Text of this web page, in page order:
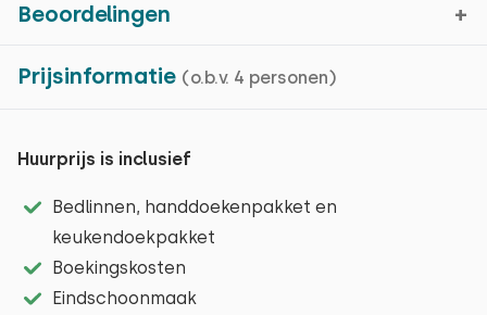
Prijsinformatie (o.b.v. 4 personen)
Huurprijs is inclusief
Bedlinnen, handdoekenpakket en
keukendoekpakket
Boekingskosten
Eindschoonmaak
Burgh-Haamstede, Zeeland
Vanuit Burgh-Haamstede ligt eigenlijk heel
Schouwen-Duiveland aan uw voeten. Burgh en
Haamstede waren ooit zelfstandige dorpen, maar
zijn naar elkaar toegegroeid en vormen sindsdien een
Beoordelingen
Gemiddelde cijfer
Laatste reviews